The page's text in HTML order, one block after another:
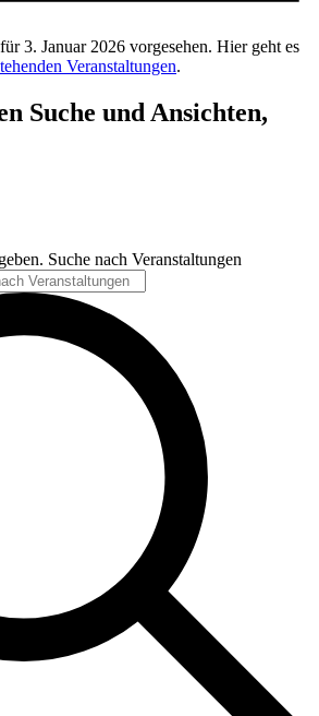
3. Januar 2026 vorgesehen. Hier geht es
Veranstaltungen.
Suche und Ansichten,
Suche nach Veranstaltungen